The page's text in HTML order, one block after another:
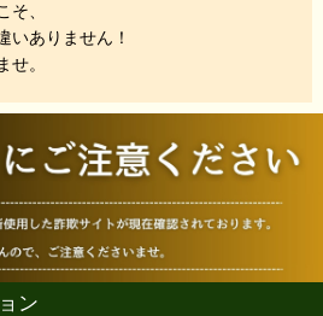
そ、
いありません！
せ。
ン